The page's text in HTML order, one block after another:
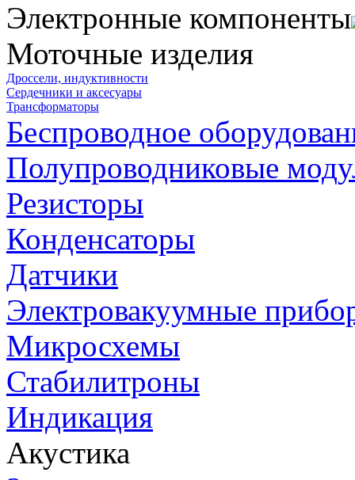
Электронные компоненты
Моточные изделия
Дроссели, индуктивности
Сердечники и аксесуары
Трансформаторы
Беспроводное
Полупроводниковые
Резисторы
Конденсаторы
Датчики
Электровакуумные
Микросхемы
Стабилитроны
Индикация
Акустика